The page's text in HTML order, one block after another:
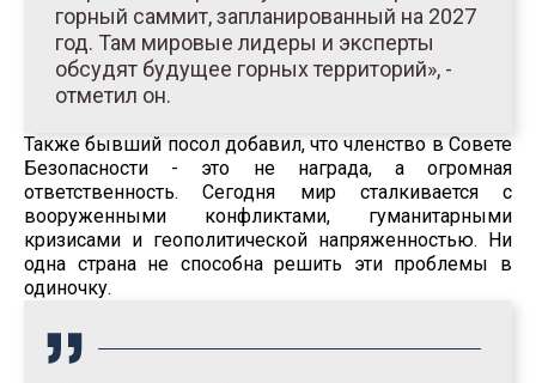
горный саммит, запланированный на 2027
год. Там мировые лидеры и эксперты
обсудят будущее горных территорий», -
отметил он.
Также бывший посол добавил, что членство в Совете
Безопасности - это не награда, а огромная
ответственность. Сегодня мир сталкивается с
вооруженными конфликтами, гуманитарными
кризисами и геополитической напряженностью. Ни
одна страна не способна решить эти проблемы в
одиночку.